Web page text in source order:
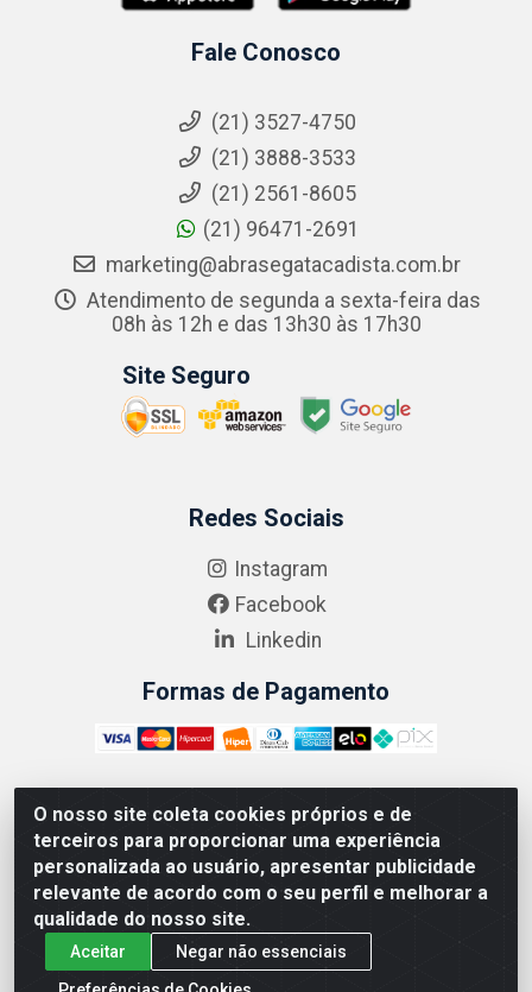
O nosso site coleta cookies próprios e de
terceiros para proporcionar uma experiência
personalizada ao usuário, apresentar publicidade
relevante de acordo com o seu perfil e melhorar a
qualidade do nosso site.
Aceitar
Negar não essenciais
Fale Conosco
(21) 3527-4750
(21) 3888-3533
(21) 2561-8605
(21) 96471-2691
marketing@abrasegatacadista.com.br
Atendimento de segunda a sexta-feira das
08h às 12h e das 13h30 às 17h30
Site Seguro
Redes Sociais
Instagram
Facebook
Linkedin
Formas de Pagamento
ABRASEG COMÉRCIO ATACADISTA LTDA - CNPJ:
10.894.768/0001-00 - Avenida Lobo Júnior, 1045 -
Penha Circular - Rio de Janeiro - RJ - CEP 21020-124